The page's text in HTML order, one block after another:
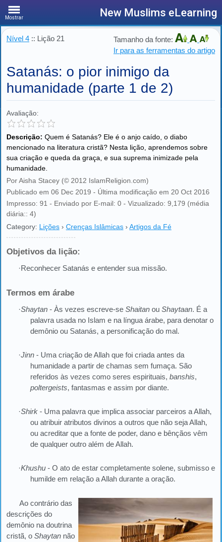
Mostrar New Muslims eLearning
Nível 4 :: Lição 21
Tamanho da fonte:
Ir para as ferramentas do artigo
Satanás: o pior inimigo da
humanidade (parte 1 de 2)
Avaliação:
Descrição: Quem é Satanás? Ele é o anjo caído, o diabo
mencionado na literatura cristã? Nesta lição, aprendemos sobre
sua criação e queda da graça, e sua suprema inimizade pela
humanidade.
Por Aisha Stacey (© 2012 IslamReligion.com)
Publicado em 06 Dec 2019 - Última modificação em 20 Oct 2016
Impresso: 91 - Enviado por E-mail: 0 - Vizualizado: 9,179 (média
diária:: 4)
Category: Lições › Crenças Islâmicas › Artigos da Fé
Objetivos da lição:
·Reconhecer Satanás e entender sua missão.
Termos em árabe
·Shaytan - Às vezes escreve-se Shaitan ou Shaytaan. É a
palavra usada no Islam e na língua árabe, para denotar o
demônio ou Satanás, a personificação do mal.
·Jinn - Uma criação de Allah que foi criada antes da
humanidade a partir de chamas sem fumaça. São
referidos às vezes como seres espirituais, banshis,
poltergeists, fantasmas e assim por diante.
·Shirk - Uma palavra que implica associar parceiros a Allah,
ou atribuir atributos divinos a outros que não seja Allah,
ou acreditar que a fonte de poder, dano e bênçãos vêm
de qualquer outro além de Allah.
·Khushu - O ato de estar completamente solene, submisso e
humilde em relação a Allah durante a oração.
Ao contrário das
descrições do
demônio na doutrina
cristã, o Shaytan não